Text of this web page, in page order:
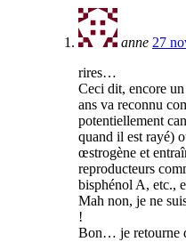
anne 27
rires…
Ceci dit, encore
ans va reconnu
potentiellement
quand il est rayé)
œstrogène et
reproducteurs
bisphénol A, etc.,
Mah non, je ne
!
Bon… je retourne